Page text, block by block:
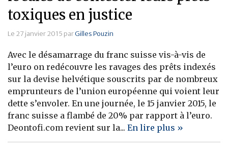
toxiques en justice
Le 27 janvier 2015 parGilles Pouzin
Avec le désamarrage du franc suisse vis-à-vis de
l’euro on redécouvre les ravages des prêts indexés
sur la devise helvétique souscrits par de nombreux
emprunteurs de l’union européenne qui voient leur
dette s’envoler. En une journée, le 15 janvier 2015, le
franc suisse a flambé de 20% par rapport à l’euro.
Deontofi.com revient sur la... En lire plus »